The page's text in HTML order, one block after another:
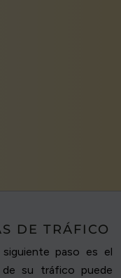
DE TRÁFICO
paso es el
de su tráfico puede